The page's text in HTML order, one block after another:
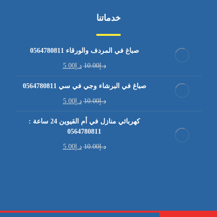
خدماتنا
صباغ في المردف والورقاء 0564780811
د.إ10.00 د.إ5.00
صباغ في البرشاء وجي في سي 0564780811
د.إ10.00 د.إ5.00
كهربائي منازل في أم القيوين 24 ساعة :
0564780811
د.إ10.00 د.إ5.00